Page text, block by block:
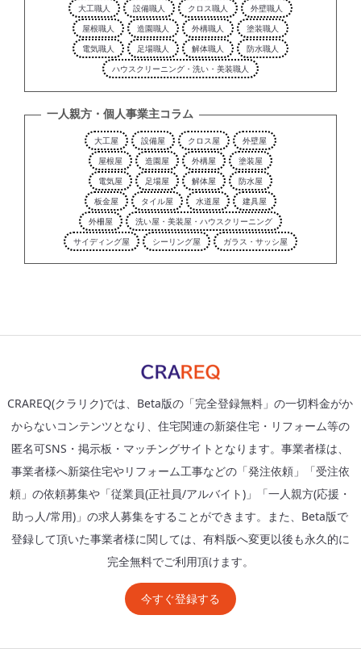
大工職人 設備職人 クロス職人
外壁職人
屋根職人
造園職人 外構職人
塗装職人
電気職人
足場職人 解体職人
防水職人
ハウスクリーニング・洗い・美装職人
一人親方・個人事業主コラム
大工屋 設備屋 クロス屋
外壁屋
屋根屋
造園屋 外構屋
塗装屋
電気屋
足場屋 解体屋
防水屋
板金屋
タイル屋 水道屋
建具屋
外柵屋
洗い屋・美装屋・ハウスクリーニング
サイディング屋
シーリング屋 ガラス・サッシ屋
CRAREQ(クラリク)では、Beta版の「完全登録無料」の一切料金がか
からないコンテンツとなり、住宅関連の新築住宅・リフォーム等の
匿名可SNS・掲示板・マッチングサイトとなります。事業者様は、
事業者様へ新築住宅やリフォーム工事などの「発注依頼」「受注依
頼」の依頼募集や「従業員(正社員/アルバイト)」「一人親方(応援・
助っ人/常用)」の求人募集をすることができます。また、Beta版で
登録して頂いた事業者様に関しては、有料版へ変更以後も永久的に
完全無料でご利用頂けます。
今すぐ登録する